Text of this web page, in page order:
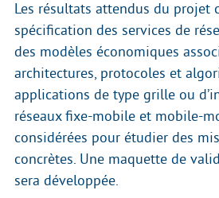
Les résultats attendus du projet
spécification des services de
des modèles économiques
architectures, protocoles et
applications de type grille ou
réseaux fixe-mobile et mobile-
considérées pour étudier des
concrètes. Une maquette de
sera développée.